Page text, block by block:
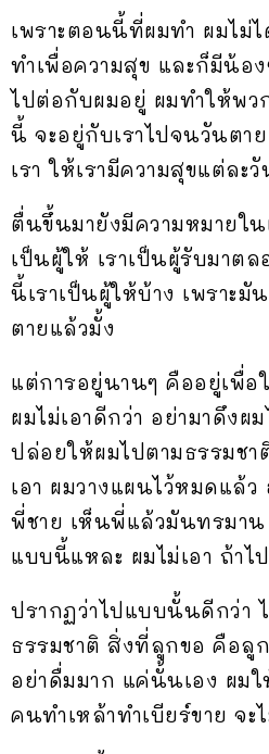
เพราะตอนนี้ที่ผมทำ ผมไม่
ทำเพื่อความสุข และก็มีน้อ
ไปต่อกับผมอยู่ ผมทำให้พว
นี้ จะอยู่กับเราไปจนวันตา
เรา ให้เรามีความสุขแต่ละวั
ตื่นขึ้นมายังมีความหมายใ
เป็นผู้ให้ เราเป็นผู้รับมาต
นี้เราเป็นผู้ให้บ้าง เพราะ
ตายแล้วมั้ง
แต่การอยู่นานๆ คืออยู่เพื่อ
ผมไม่เอาดีกว่า อย่ามาดึงผ
ปล่อยให้ผมไปตามธรรมชา
เอา ผมวางแผนไว้หมดแล้
พี่ชาย เห็นพี่แล้วมันทรมาน
แบบนี้แหละ ผมไม่เอา ถ้าไ
ปรากฏว่าไปแบบนั้นดีกว่า
ธรรมชาติ สิ่งที่ลูกขอ คือลูก
อย่าดื่มมาก แค่นั้นเอง ผมใ
คนทำเหล้าทำเบียร์ขาย จะ